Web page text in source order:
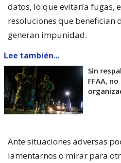
datos, lo que evitaría fugas,
resoluciones que benefician
generan impunidad.
Lee también...
Sin
FFAA,
Ante situaciones adversas
lamentarnos o mirar para